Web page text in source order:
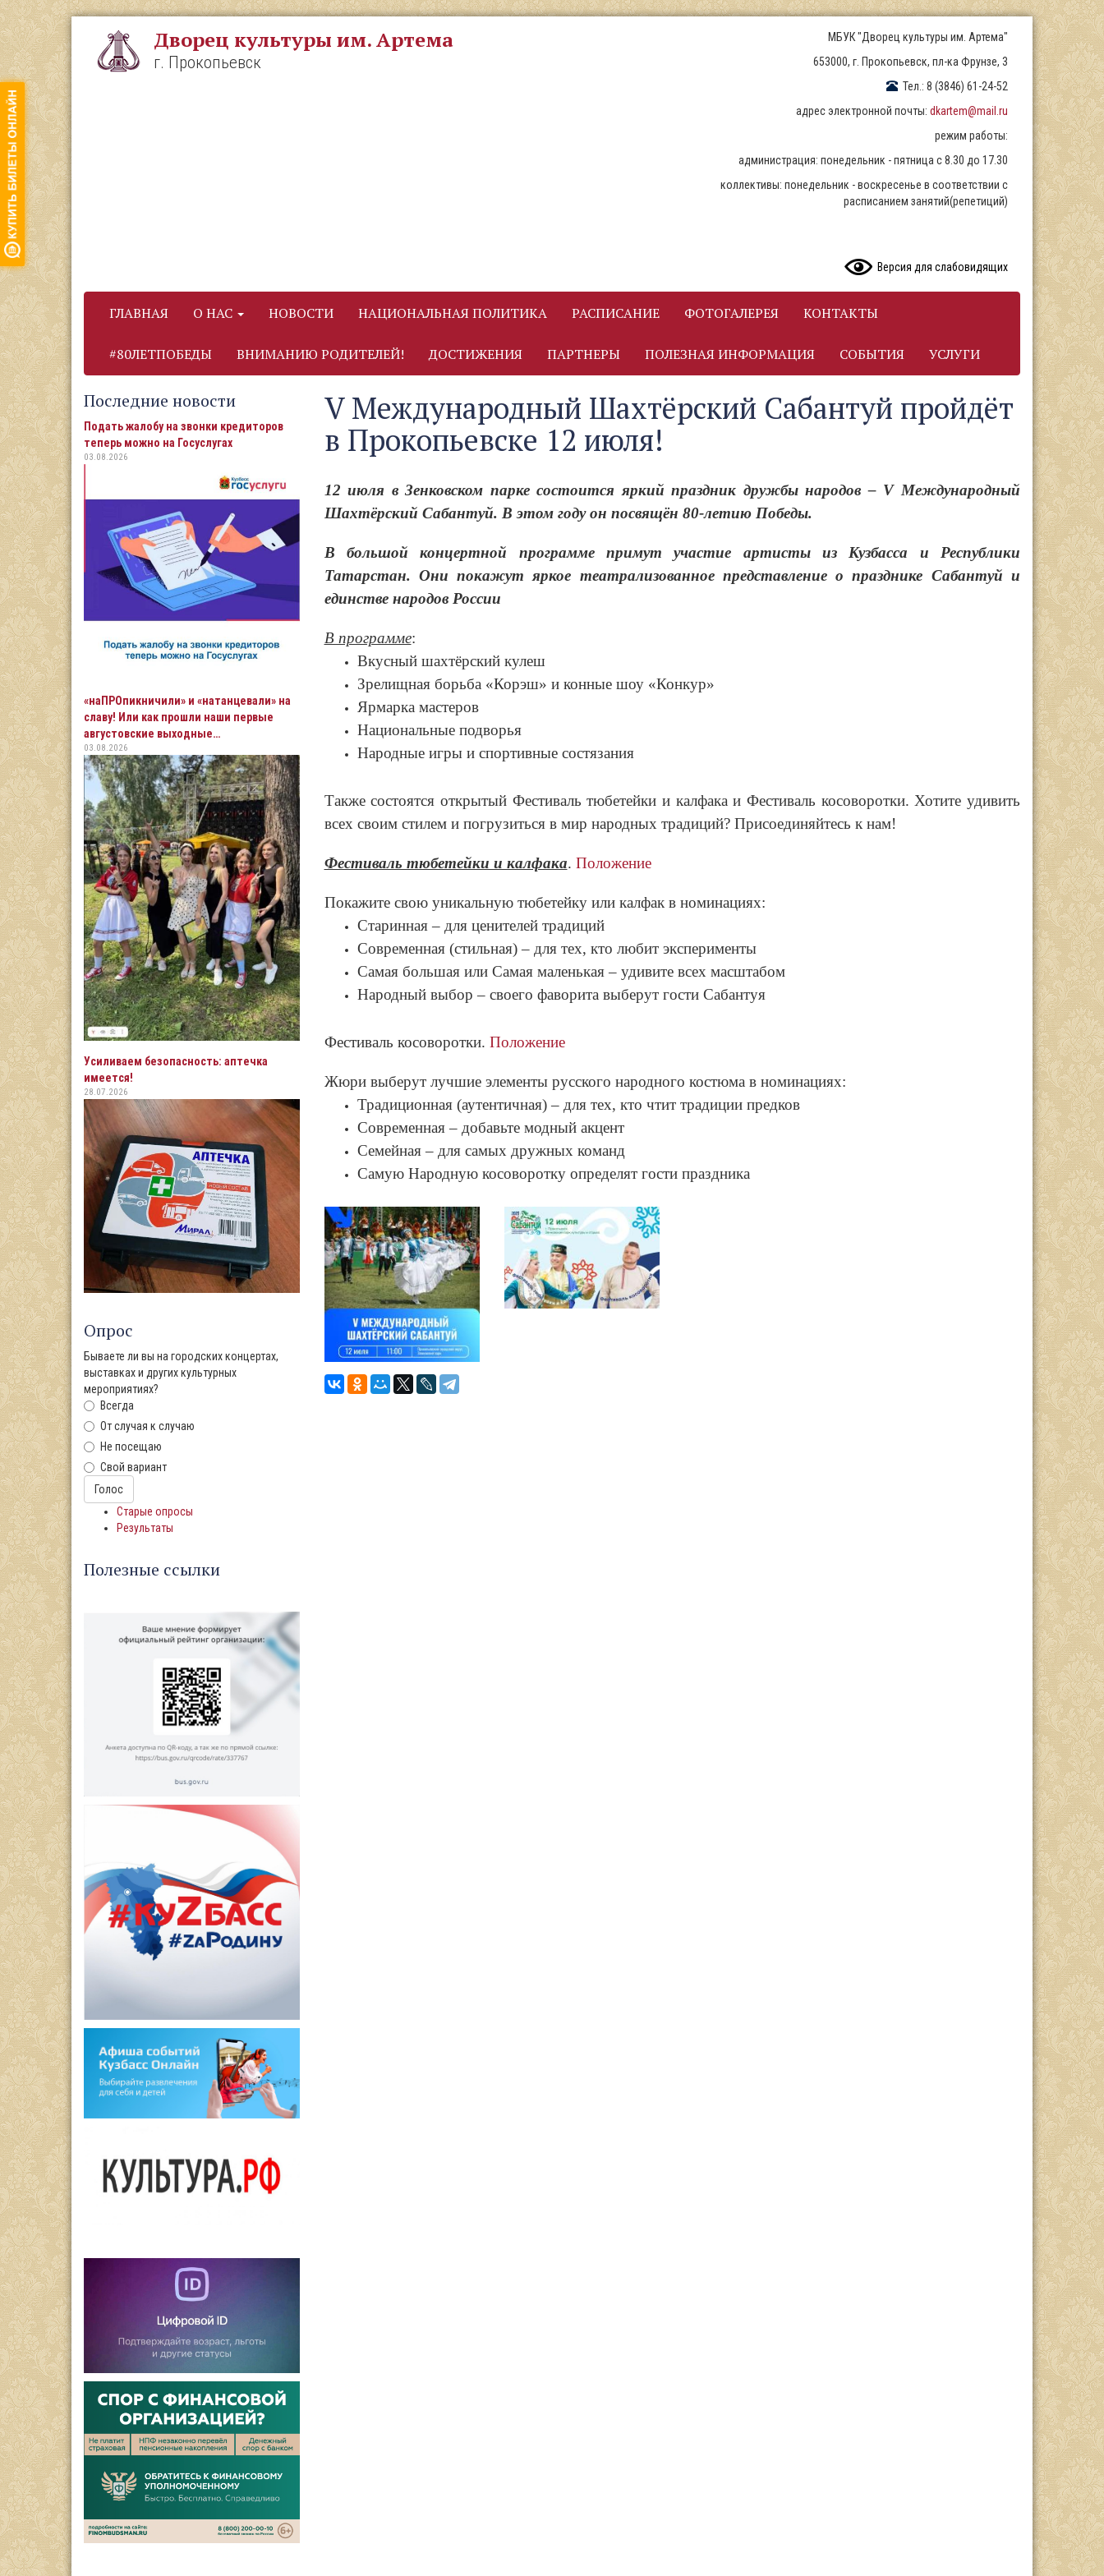
Перейти
к
основному
содержанию
Дворец культуры им. Артема
г. Прокопьевск
МБУК "Дворец культуры им. Артема"
653000, г. Прокопьевск, пл-ка Фрунзе, 3
Тел.: 8 (3846) 61-24-52
адрес электронной почты: dkartem@mail.ru
режим работы:
администрация: понедельник - пятница с 8.30 до 17.30
коллективы: понедельник - воскресенье в соответствии с
расписанием занятий(репетиций)
Версия для слабовидящих
ГЛАВНАЯ О НАС НОВОСТИ НАЦИОНАЛЬНАЯ ПОЛИТИКА РАСПИСАНИЕ ФОТОГАЛЕРЕЯ КОНТАКТЫ
#80ЛЕТПОБЕДЫ ВНИМАНИЮ РОДИТЕЛЕЙ! ДОСТИЖЕНИЯ ПАРТНЕРЫ ПОЛЕЗНАЯ ИНФОРМАЦИЯ СОБЫТИЯ УСЛУГИ
Последние новости
Подать жалобу на звонки кредиторов
теперь можно на Госуслугах
03.08.2026
«наПРОпикничили» и «натанцевали» на
славу! Или как прошли наши первые
августовские выходные…
03.08.2026
Усиливаем безопасность: аптечка
имеется!
28.07.2026
Опрос
Бываете ли вы на городских концертах,
выставках и других культурных
мероприятиях?
Всегда
От случая к случаю
Не посещаю
Свой вариант
Варианты
Голос
Старые опросы
Результаты
Полезные ссылки
V Международный Шахтёрский Сабантуй пройдёт
в Прокопьевске 12 июля!
12 июля в Зенковском парке состоится яркий праздник дружбы народов – V Международный
Шахтёрский Сабантуй. В этом году он посвящён 80-летию Победы.
В большой концертной программе примут участие артисты из Кузбасса и Республики
Татарстан. Они покажут яркое театрализованное представление о празднике Сабантуй и
единстве народов России
В программе:
Вкусный шахтёрский кулеш
Зрелищная борьба «Корэш» и конные шоу «Конкур»
Ярмарка мастеров
Национальные подворья
Народные игры и спортивные состязания
Также состоятся открытый Фестиваль тюбетейки и калфака и Фестиваль косоворотки. Хотите удивить
всех своим стилем и погрузиться в мир народных традиций? Присоединяйтесь к нам!
Фестиваль тюбетейки и калфака. Положение
Покажите свою уникальную тюбетейку или калфак в номинациях:
Старинная – для ценителей традиций
Современная (стильная) – для тех, кто любит эксперименты
Самая большая или Самая маленькая – удивите всех масштабом
Народный выбор – своего фаворита выберут гости Сабантуя
Фестиваль косоворотки. Положение
Жюри выберут лучшие элементы русского народного костюма в номинациях:
Традиционная (аутентичная) – для тех, кто чтит традиции предков
Современная – добавьте модный акцент
Семейная – для самых дружных команд
Самую Народную косоворотку определят гости праздника